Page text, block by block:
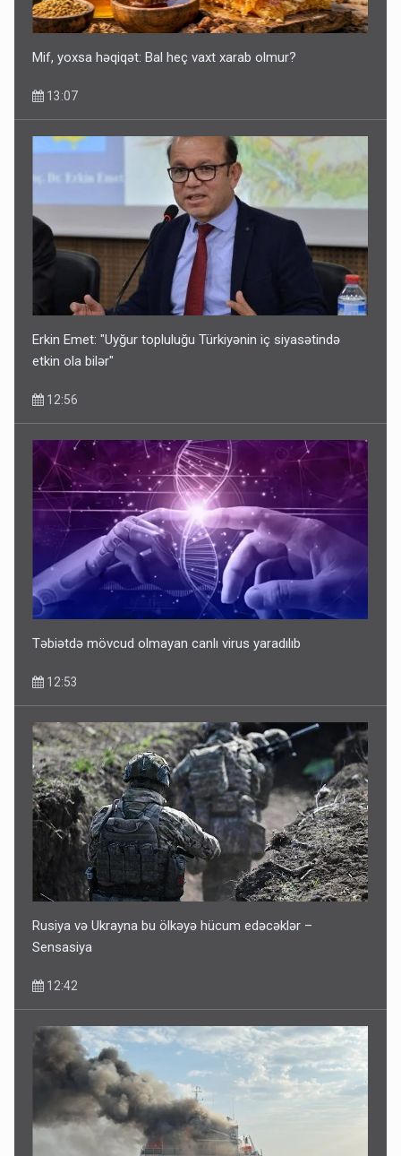
Mif, yoxsa həqiqət: Bal heç vaxt xarab olmur?
13:07
Erkin Emet: "Uyğur topluluğu Türkiyənin iç siyasətində
etkin ola bilər"
12:56
Təbiətdə mövcud olmayan canlı virus yaradılıb
12:53
Rusiya və Ukrayna bu ölkəyə hücum edəcəklər –
Sensasiya
12:42